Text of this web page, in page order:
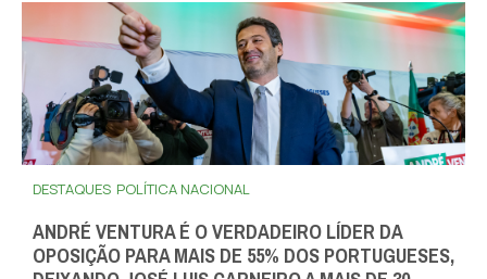
DESTAQUES POLÍTICA NACIONAL
ANDRÉ VENTURA É O VERDADEIRO LÍDER DA
OPOSIÇÃO PARA MAIS DE 55% DOS PORTUGUESES,